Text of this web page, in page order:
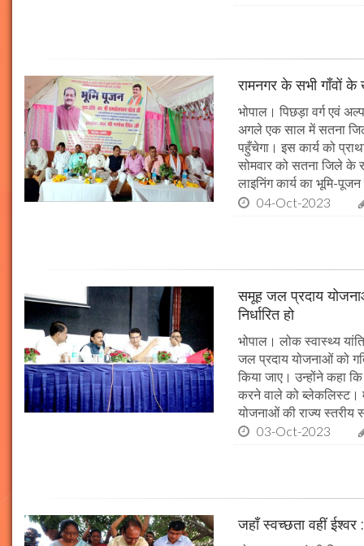
रामनगर के सभी गाँवों
भोपाल। पिछड़ा वर्ग एवं
अगले एक साल में सतना
पहुँचेगा। इस कार्य को
सोमवार को सतना जिले के
लाइनिंग कार्य का भूमि-
04-Oct-2023
समूह जल प्रदाय
निर्धारित हो
भोपाल। लोक स्वास्थ्य
जल प्रदाय योजनाओं को
किया जाए। उन्होंने कहा
करने वाले को ब्लेकलिस्ट।
योजनाओं की राज्य स्तरीय
03-Oct-2023
जहाँ स्वच्छता वहीं ईश्वर